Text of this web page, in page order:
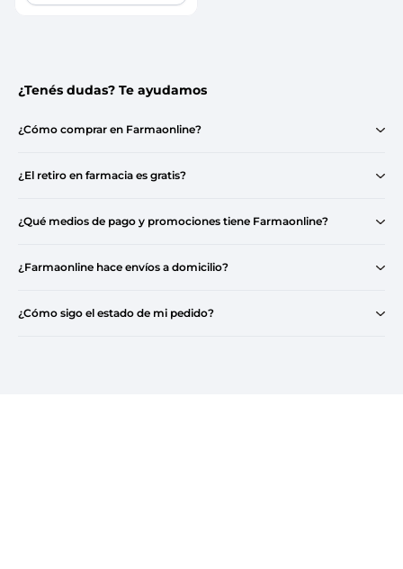
¿Tenés dudas? Te ayudamos
¿Cómo comprar en Farmaonline?
¿El retiro en farmacia es gratis?
¿Qué medios de pago y promociones tiene Farmaonline?
¿Farmaonline hace envíos a domicilio?
¿Cómo sigo el estado de mi pedido?